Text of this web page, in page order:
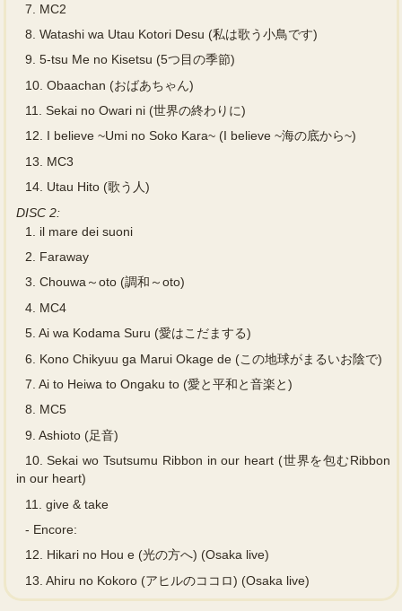
7.
MC2
8. Watashi wa Utau Kotori Desu (私は歌う小鳥です)
9. 5-tsu Me no Kisetsu (5つ目の季節)
10. Obaachan (おばあちゃん)
11.
Sekai no Owari ni (世界の終わりに)
12. I believe ~Umi no Soko Kara~ (I believe ~海の底から~)
13.
MC3
14. Utau Hito (歌う人)
DISC 2:
1.
il mare dei suoni
2.
Faraway
3. Chouwa～oto (調和～oto)
4. MC4
5. Ai wa Kodama Suru (愛はこだまする)
6.
Kono Chikyuu ga Marui Okage de (この地球がまるいお陰で)
7. Ai to Heiwa to Ongaku to (愛と平和と音楽と)
8. MC5
9. Ashioto (足音)
10. Sekai wo Tsutsumu Ribbon in our heart (世界を包むRibbon
in our heart)
11.
give & take
- Encore:
12. Hikari no Hou e (光の方へ) (Osaka live)
13. Ahiru no Kokoro (アヒルのココロ) (Osaka live)